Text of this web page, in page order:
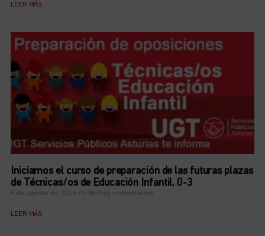
LEER MÁS
Iniciamos el curso de preparación de las futuras plazas
de Técnicas/os de Educación Infantil, 0-3
5 de agosto de 2026 No hay comentarios
LEER MÁS